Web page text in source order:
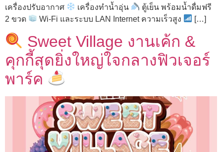
เครื่องปรับอากาศ
เครื่องทำน้ำอุ่น
ตู้เย็น พร้อมน้ำดื่มฟรี
2 ขวด
Wi-Fi และระบบ LAN Internet ความเร็วสูง […]
Sweet Village งานเค้ก &
คุกกี้สุดยิ่งใหญ่ใจกลางฟิวเจอร์
พาร์ค